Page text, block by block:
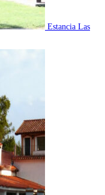
Estancia Las